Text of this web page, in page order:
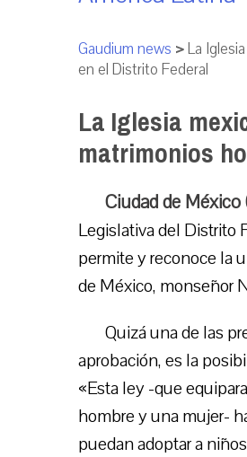
Gaudium news >La
en el Distrito Federal
La Iglesia
matrimonios
Ciudad de
Legislativa del Distrito
permite y reconoce la
de México, monseñor
Quizá una de las
aprobación, es la
«Esta ley -que
hombre y una mujer-
puedan adoptar a